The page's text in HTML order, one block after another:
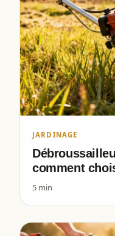
JARDINAGE
comment
5 min